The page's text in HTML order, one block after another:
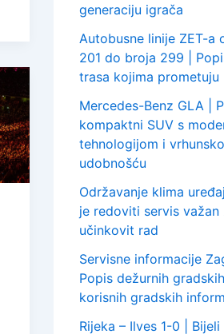
generaciju igrača
Autobusne linije ZET-a
201 do broja 299 |
trasa kojima prometuju
Mercedes-Benz GLA |
kompaktni SUV s
tehnologijom i
udobnošću
Održavanje klima
je redoviti servis važan
učinkovit rad
Servisne informacije
Popis dežurnih
korisnih gradskih
Rijeka – Ilves 1-0 | Bijeli